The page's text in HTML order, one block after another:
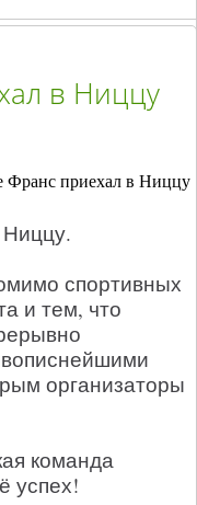
в Ниццу
спортивных
и тем, что
организаторы
команда
успех!